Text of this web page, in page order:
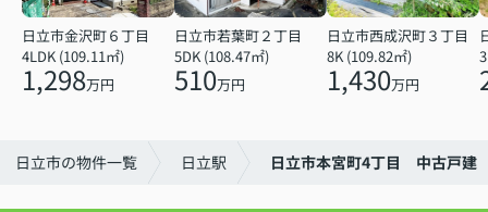
日立市金沢町６丁目
4LDK (109.11㎡)
1,298万円
日立市若葉町２丁目
5DK (108.47㎡)
510万円
日立市西成沢町３丁目
8K (109.82㎡)
1,430万円
日立市の物件一覧 日立駅 日立市本宮町4丁目 中古戸建